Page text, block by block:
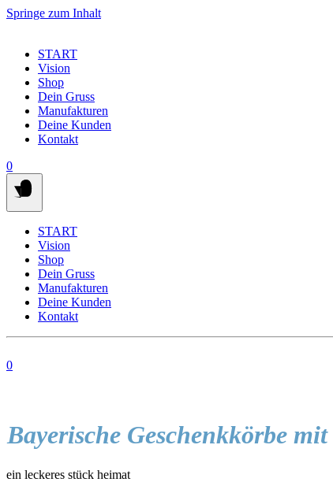
Springe zum Inhalt
START
Vision
Shop
Dein Gruss
Manufakturen
Deine Kunden
Kontakt
0
START
Vision
Shop
Dein Gruss
Manufakturen
Deine Kunden
Kontakt
0
Bayerische Geschenkkörbe
ein leckeres stück heimat